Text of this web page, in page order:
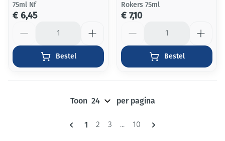
75ml Nf
€ 6,45
Bestel
Rokers 75ml
€ 7,10
Bestel
Pagina's
U lees momenteel pagina
1 Pagina
2 Pagina
3 ... Pagina
10
Toon per pagina